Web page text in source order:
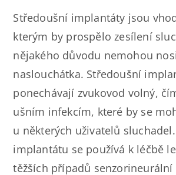
Středoušní implantáty jsou
kterým by prospělo zesílení
nějakého důvodu nemohou
naslouchátka. Středoušní
ponechávají zvukovod volný,
ušním infekcím, které by se
u některých uživatelů
implantátu se používá k léčbě
těžších případů senzorineurální